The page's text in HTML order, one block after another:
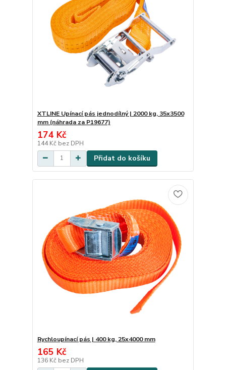
XTLINE Upínací pás jednodílný | 2000 kg, 35x3500
mm (náhrada za P19677)
174 Kč
144 Kč bez DPH
Přidat do košíku
Rychloupínací pás | 400 kg, 25x4000 mm
165 Kč
136 Kč bez DPH